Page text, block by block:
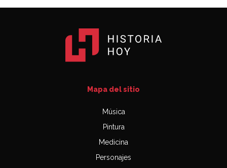
Mapa del sitio
Música
Pintura
Medicina
Personajes